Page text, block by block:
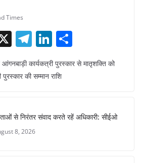
Times
X T
el
e
m
Li
n
k
n
h
ar
कार्यकत्री पुरस्कार से मातृशक्ति को
की सम्मान राशि
से निरंतर संवाद करते रहें अधिकारी: सीईओ
8, 2026